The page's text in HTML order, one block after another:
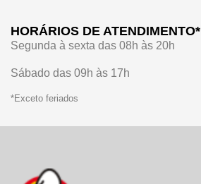
HORÁRIOS DE ATENDIMENTO*
Segunda à sexta das 08h às 20h
Sábado das 09h às 17h
*Exceto feriados